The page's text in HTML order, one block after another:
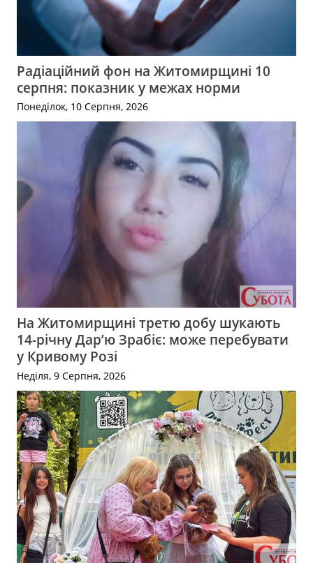
Радіаційний фон на Житомирщині 10
серпня: показник у межах норми
Понеділок, 10 Серпня, 2026
На Житомирщині третю добу шукають
14-річну Дар’ю Зрабіє: може перебувати
у Кривому Розі
Неділя, 9 Серпня, 2026